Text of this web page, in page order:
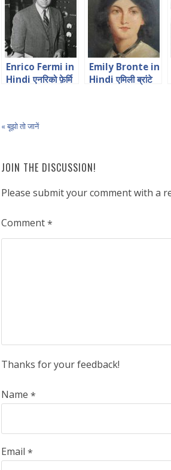
Enrico Fermi in
Hindi एनरिको फ़ेर्मि
Emily Bronte in
Hindi एमिली ब्रांटे
« बूझो तो जानें
JOIN THE DISCUSSION!
Please submit your comment with a
Comment*
Thanks for your feedback!
Name *
Email *